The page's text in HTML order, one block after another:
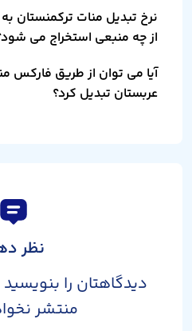
نرخ تبدیل منات ترکمنستان
از چه منبعی استخراج می
آیا می توان از طریق فارکس
عربستان تبدیل کرد؟
نظر
دیدگاهتان را
منتشر